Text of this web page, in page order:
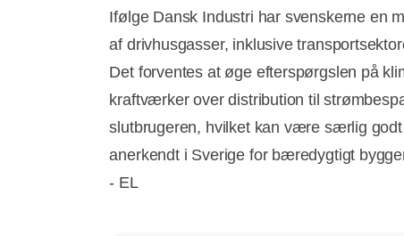
Ifølge Dansk Industri har svenskerne en
af drivhusgasser, inklusive
Det forventes at øge efterspørgslen på
kraftværker over distribution til
slutbrugeren, hvilket kan være særlig
anerkendt i Sverige for bæredygtigt
- EL